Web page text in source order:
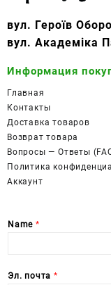
вул. Героїв
вул. Академіка
Информация
Главная
Контакты
Доставка товаров
Возврат товара
Вопросы — Ответы
Политика
Аккаунт
Name *
Эл. почта *